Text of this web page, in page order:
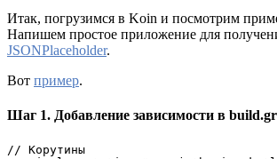
Итак, погрузимся в Koin и посмотрим
Напишем простое приложение для
JSONPlaceholder.
Вот пример.
Шаг 1. Добавление зависимости в
// Корутины